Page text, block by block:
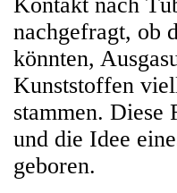
nachgefragt, ob
könnten,
Kunststoffen
stammen. Diese
und die Idee
geboren.